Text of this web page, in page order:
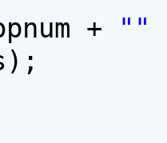
+ ""